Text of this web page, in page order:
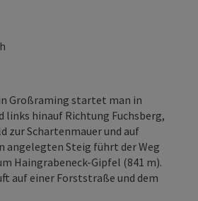
Großraming startet man in
links hinauf Richtung Fuchsberg,
zur Schartenmauer und auf
angelegten Steig führt der Weg
Haingrabeneck-Gipfel (841 m).
auf einer Forststraße und dem